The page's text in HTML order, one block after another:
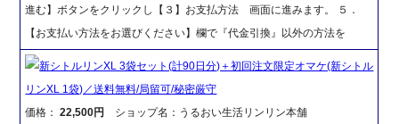
進む】ボタンをクリックし【３】お支払方法 画面に進みます。 ５．
【お支払い方法をお選びください】欄で『代金引換』以外の方法を
新シトルリンXL 3袋セット(計90日分)＋初回注文限定オマケ(新シトル
リンXL 1袋)／送料無料/局留可/秘密厳守
価格：22,500円
ショップ名：うるおい生活リンリン本舗